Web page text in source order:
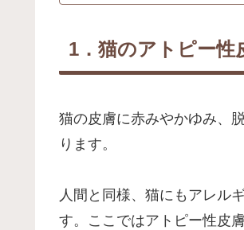
1．猫のアトピー性
猫の皮膚に赤みやかゆみ、
ります。
人間と同様、猫にもアレル
す。ここではアトピー性皮